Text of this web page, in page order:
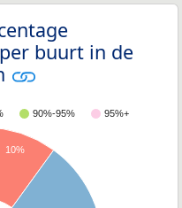
buurt in de
90%-95% 95%+
10%